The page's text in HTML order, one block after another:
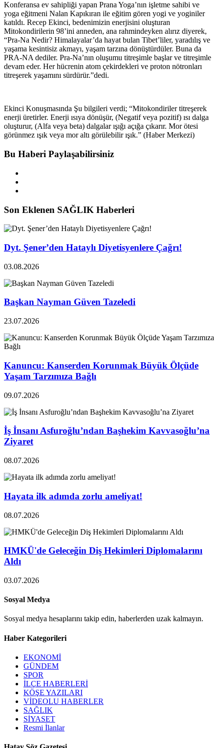
Konferansa ev sahipliği yapan Prana Yoga’nın işletme sahibi ve
yoga eğitmeni Nalan Kapıkıran ile eğitim gören yogi ve yoginiler
katıldı. Recep Ekinci, bedenimizin enerjisini oluşturan
Mitokondirilerin 98’ini anneden, ana rahmindeyken alırız diyerek,
“Pra-Na Nedir? Himalayalar’da hayat bulan Tibet’liler, yaradılış ve
yaşama kesintisiz akmayı, yaşam tarzına dönüştürdüler. Buna da
PRA-NA dediler. Pra-Na’nın oluşumu titreşimle başlar ve titreşimle
devam eder. Her hücrenin atom çekirdekleri ve proton nötronları
titreşerek yaşamını sürdürür.”dedi.
Ekinci Konuşmasında Şu bilgileri verdi; “Mitokondiriler titreşerek
enerji üretirler. Enerji ısıya dönüşür, (Negatif veya pozitif) ısı dalga
oluşturur, (Alfa veya beta) dalgalar ışığı açığa çıkarır. Mor ötesi
görünmez ışık veya mor altı görülebilir ışık.” (Haber Merkezi)
Bu Haberi Paylaşabilirsiniz
Son Eklenen SAĞLIK Haberleri
Dyt. Şener’den Hataylı Diyetisyenlere Çağrı!
03.08.2026
Başkan Nayman Güven Tazeledi
23.07.2026
Kanuncu: Kanserden Korunmak Büyük Ölçüde
Yaşam Tarzımıza Bağlı
09.07.2026
İş İnsanı Asfuroğlu’ndan Başhekim Kavvasoğlu’na
Ziyaret
08.07.2026
Hayata ilk adımda zorlu ameliyat!
08.07.2026
HMKÜ'de Geleceğin Diş Hekimleri Diplomalarını
Aldı
03.07.2026
Sosyal Medya
Sosyal medya hesaplarını takip edin, haberlerden uzak kalmayın.
Haber Kategorileri
EKONOMİ
GÜNDEM
SPOR
İLÇE HABERLERİ
KÖŞE YAZILARI
VİDEOLU HABERLER
SAĞLIK
SİYASET
Resmi İlanlar